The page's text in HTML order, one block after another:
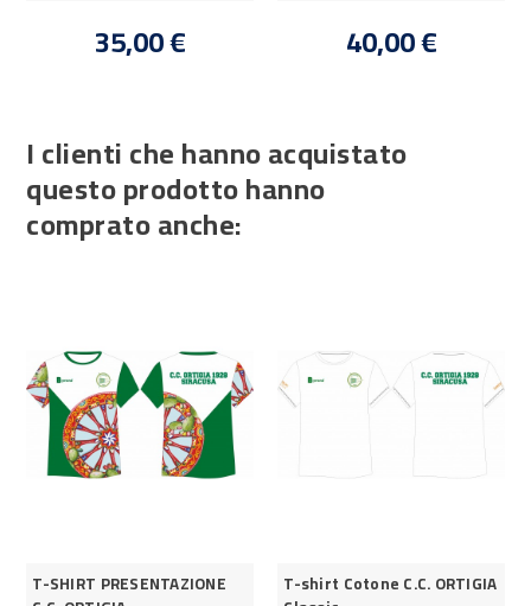
35,00 € 40,00 €
I clienti che hanno acquistato
questo prodotto hanno
comprato anche:
T-SHIRT PRESENTAZIONE
T-shirt Cotone C.C. ORTIGIA